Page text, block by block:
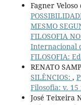
Fagner
MESMO
FILOSOFIA
Internacional
FILOSOFIA:
RENATO
SILÊNCIOS: ,
Filosofia: v. 15
José Teixeira